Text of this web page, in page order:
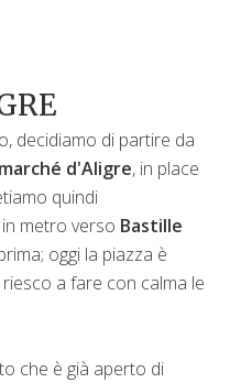
decidiamo di partire da
marché d'Aligre, in place
quindi
metro verso Bastille
oggi la piazza è
a fare con calma le
che è già aperto di